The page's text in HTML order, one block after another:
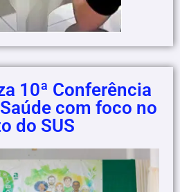
10ª Conferência
com foco no
do SUS